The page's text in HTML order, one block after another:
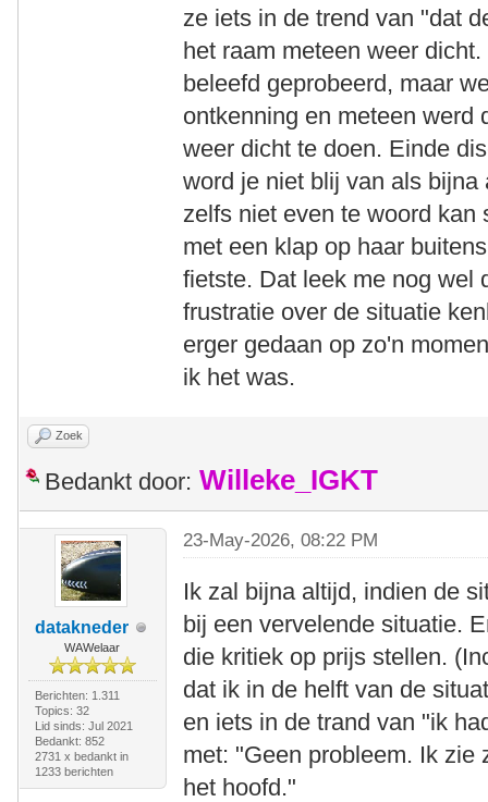
ze iets in de trend van "dat
het raam meteen weer
beleefd geprobeerd, maar
ontkenning en meteen werd
weer dicht te doen. Einde
word je niet blij van als
zelfs niet even te woord
met een klap op haar
fietste. Dat leek me nog wel
frustratie over de situatie
erger gedaan op zo'n
ik het was.
Zoek
Bedankt door: Willeke_IGKT
datakneder
WAWelaar
Berichten: 1.311
Topics: 32
Lid sinds: Jul 2021
Bedankt: 852
2731 x bedankt in
1233 berichten
23-May-2026, 08:22 PM
Ik zal bijna altijd, indien de
bij een vervelende situatie.
die kritiek op prijs stellen.
dat ik in de helft van de
en iets in de trand van "ik
met: "Geen probleem. Ik zie
het hoofd."